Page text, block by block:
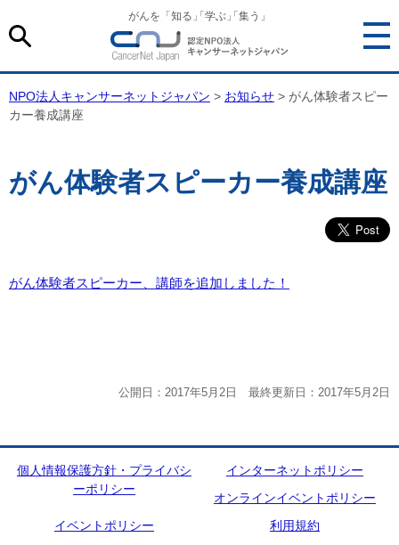
がんを「知る 「学ぶ 「集う」
NPO法人キャンサーネットジャパン > お知らせ > がん体験者スピー
カー養成講座
がん体験者スピーカー養成講座
がん体験者スピーカー、講師を追加しました！
公開日：2017年5月2日 最終更新日：2017年5月2日
個人情報保護方針・プライバシ
ーポリシー
インターネットポリシー
オンラインイベントポリシー
イベントポリシー
利用規約